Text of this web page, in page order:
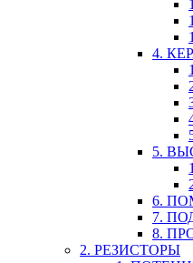
4.
5.
6.
7.
8.
2. РЕЗИСТОРЫ